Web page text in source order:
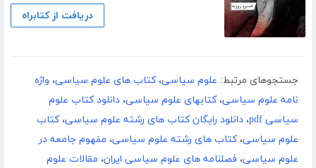
دریافت از کتابراه
جستجوهای مرتبط: علوم سیاسی،کتاب های علوم سیاسی، واژه
نامه علوم سیاسی،کتابهای علوم سیاسی، دانلود کتاب علوم
سیاسی pdf
، دانلود رایگان کتاب های رشته علوم سیاسی،کتاب
علوم سیاسی،کتاب های رشته علوم سیاسی، مفهوم جامعه در
علوم سیاسی، فصلنامه های علوم سیاسی ایران، مقالات علوم